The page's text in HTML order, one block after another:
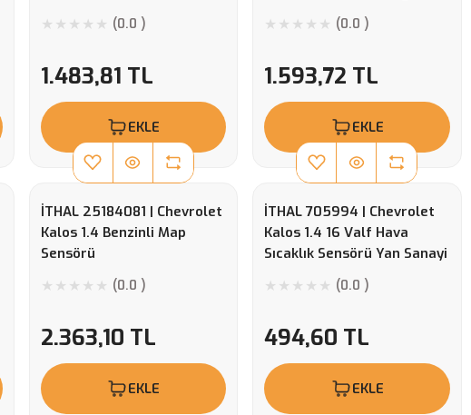
(0.0 )
1.483,81 TL
EKLE
(0.0 )
1.593,72 TL
EKLE
İTHAL 25184081 | Chevrolet
Kalos 1.4 Benzinli Map
Sensörü
(0.0 )
2.363,10 TL
EKLE
İTHAL 705994 | Chevrolet
Kalos 1.4 16 Valf Hava
Sıcaklık Sensörü Yan Sanayi
(0.0 )
494,60 TL
EKLE